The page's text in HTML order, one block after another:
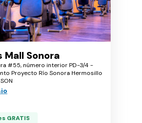
Mall Sonora
#55, número interior PD-3/4 -
Proyecto Río Sonora Hermosillo
GRATIS